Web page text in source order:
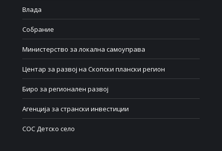
Влада
Собрание
Министерство за локална самоуправа
Центар за развој на Скопски плански регион
Биро за регионален развој
Агенција за странски инвестиции
СОС Детско село